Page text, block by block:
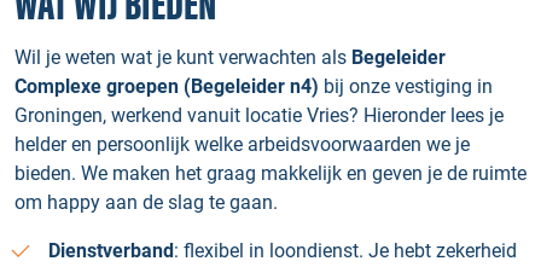
Wil je weten wat je kunt verwachten als Begeleider
Complexe groepen (Begeleider n4) bij onze vestiging in
Groningen, werkend vanuit locatie Vries? Hieronder lees je
helder en persoonlijk welke arbeidsvoorwaarden we je
bieden. We maken het graag makkelijk en geven je de ruimte
om happy aan de slag te gaan.
Dienstverband: flexibel in loondienst. Je hebt zekerheid